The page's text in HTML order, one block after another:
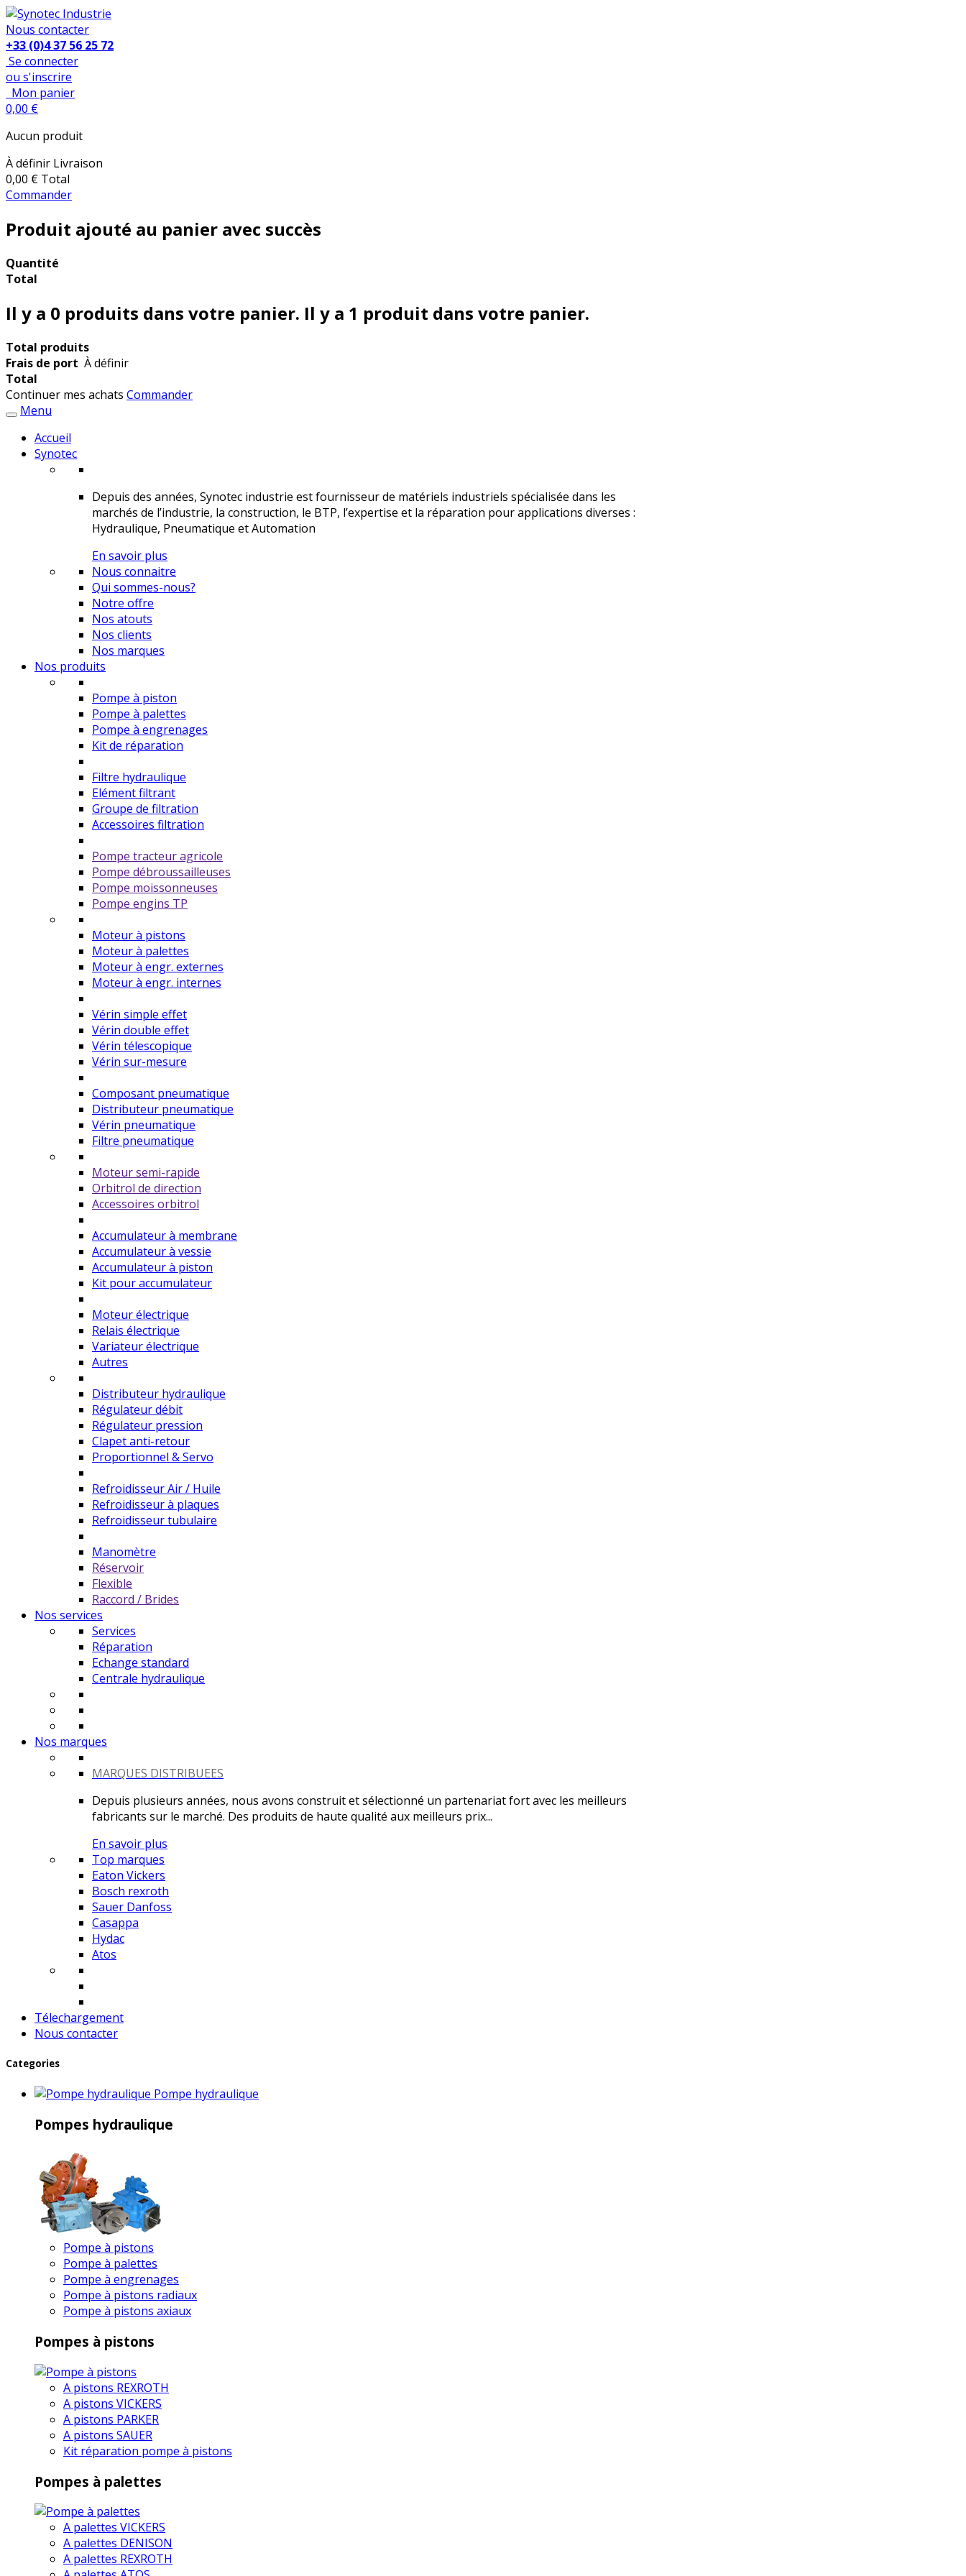
Nous contacter
+33 (0)4 37 56 25 72
Se connecter
ou s'inscrire
Mon panier
0,00 €
Aucun produit
À définir Livraison
0,00 € Total
Commander
Produit ajouté au panier avec succès
Quantité
Total
Il y a 0 produits dans votre panier. Il y a 1 produit dans votre panier.
Total produits
Frais de port À définir
Total
Continuer mes achats Commander
Menu
Accueil
Synotec
Depuis des années, Synotec industrie est fournisseur de matériels industriels spécialisée dans les
marchés de l’industrie, la construction, le BTP, l’expertise et la réparation pour applications diverses :
Hydraulique, Pneumatique et Automation
En savoir plus
Nous connaitre
Qui sommes-nous?
Notre offre
Nos atouts
Nos clients
Nos marques
Nos produits
Pompe à piston
Pompe à palettes
Pompe à engrenages
Kit de réparation
Filtre hydraulique
Elément filtrant
Groupe de filtration
Accessoires filtration
Pompe tracteur agricole
Pompe débroussailleuses
Pompe moissonneuses
Pompe engins TP
Moteur à pistons
Moteur à palettes
Moteur à engr. externes
Moteur à engr. internes
Vérin simple effet
Vérin double effet
Vérin télescopique
Vérin sur-mesure
Composant pneumatique
Distributeur pneumatique
Vérin pneumatique
Filtre pneumatique
Moteur semi-rapide
Orbitrol de direction
Accessoires orbitrol
Accumulateur à membrane
Accumulateur à vessie
Accumulateur à piston
Kit pour accumulateur
Moteur électrique
Relais électrique
Variateur électrique
Autres
Distributeur hydraulique
Régulateur débit
Régulateur pression
Clapet anti-retour
Proportionnel & Servo
Refroidisseur Air / Huile
Refroidisseur à plaques
Refroidisseur tubulaire
Manomètre
Réservoir
Flexible
Raccord / Brides
Nos services
Services
Réparation
Echange standard
Centrale hydraulique
Nos marques
MARQUES DISTRIBUEES
Depuis plusieurs années, nous avons construit et sélectionné un partenariat fort avec les meilleurs
fabricants sur le marché. Des produits de haute qualité aux meilleurs prix...
En savoir plus
Top marques
Eaton Vickers
Bosch rexroth
Sauer Danfoss
Casappa
Hydac
Atos
Télechargement
Nous contacter
Categories
Pompe hydraulique
Pompes hydraulique
Pompe à pistons
Pompe à palettes
Pompe à engrenages
Pompe à pistons radiaux
Pompe à pistons axiaux
Pompes à pistons
A pistons REXROTH
A pistons VICKERS
A pistons PARKER
A pistons SAUER
Kit réparation pompe à pistons
Pompes à palettes
A palettes VICKERS
A palettes DENISON
A palettes REXROTH